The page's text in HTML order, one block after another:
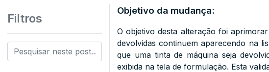
Filtros
Objetivo da mudança:
O objetivo desta alteração foi
devolvidas continuem aparecendo na
que uma tinta de máquina seja
exibida na tela de formulação. Esta